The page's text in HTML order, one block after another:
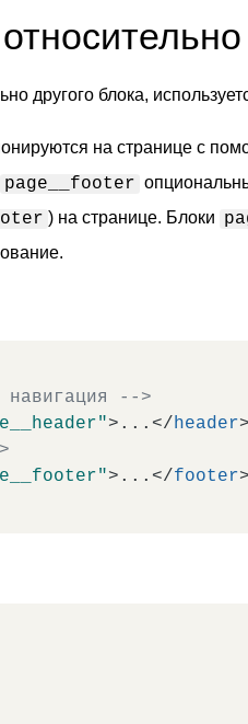
другого блока,
на странице с
page__footer
) на странице. Блоки
-->
> ... </header>
> ... </footer>